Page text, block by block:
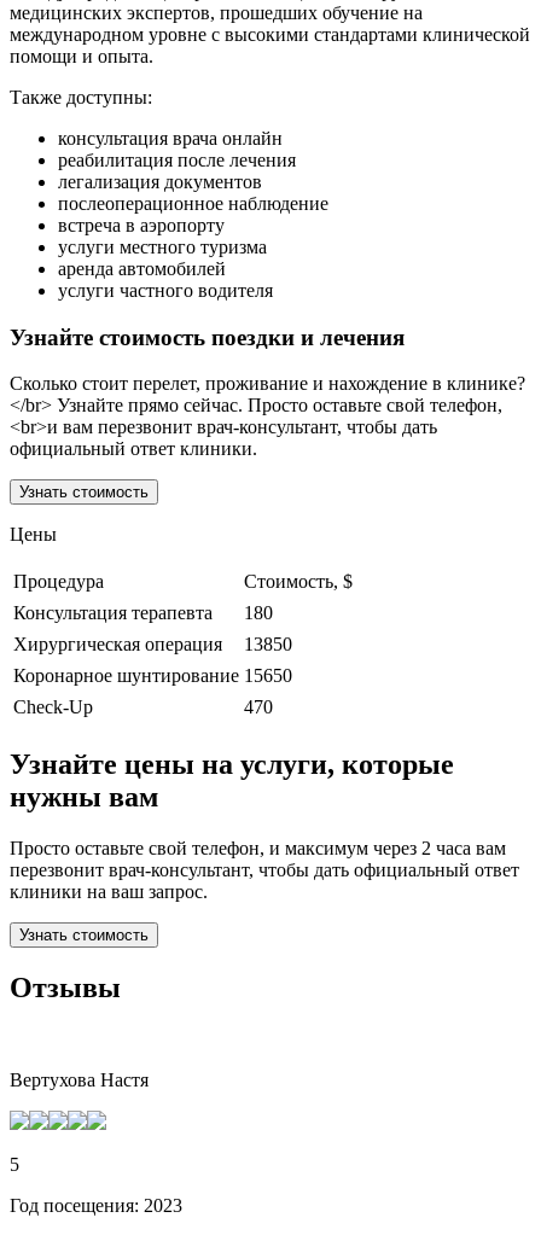
медицинских экспертов, прошедших обучение на
международном уровне с высокими стандартами клинической
помощи и опыта.
Также доступны:
консультация врача онлайн
реабилитация после лечения
легализация документов
послеоперационное наблюдение
встреча в аэропорту
услуги местного туризма
аренда автомобилей
услуги частного водителя
Узнайте стоимость поездки и лечения
Сколько стоит перелет, проживание и нахождение в клинике?
</br> Узнайте прямо сейчас. Просто оставьте свой телефон,
<br>и вам перезвонит врач-консультант, чтобы дать
официальный ответ клиники.
Узнать стоимость
Цены
Процедура
Стоимость, $
Консультация терапевта
180
Хирургическая операция
13850
Коронарное шунтирование 15650
Check-Up
470
Узнайте цены на услуги, которые
нужны вам
Просто оставьте свой телефон, и максимум через 2 часа вам
перезвонит врач-консультант, чтобы дать официальный ответ
клиники на ваш запрос.
Узнать стоимость
Отзывы
Вертухова Настя
5
Год посещения: 2023